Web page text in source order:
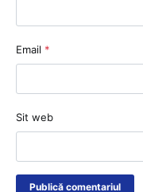
Email *
Sit web